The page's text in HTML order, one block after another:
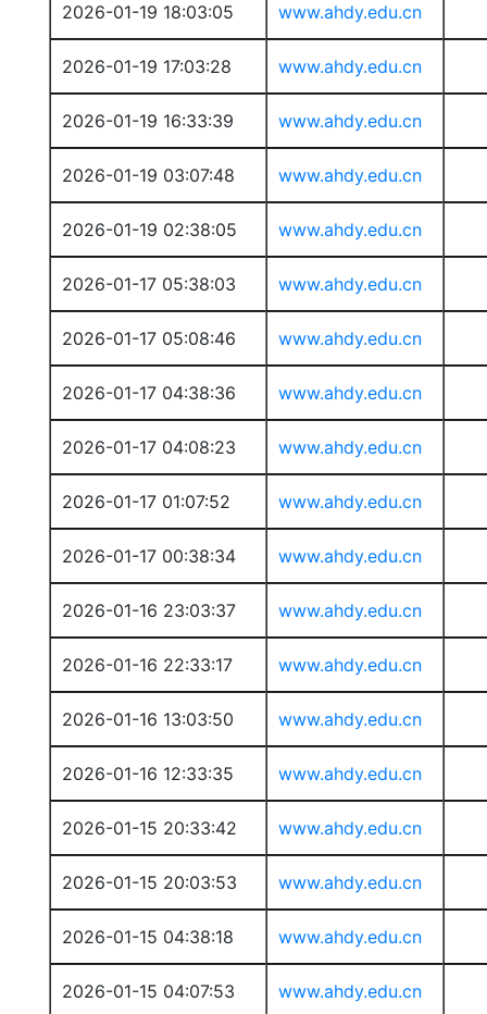
2026-01-19 18:03:05 www.ahdy.edu.cn
2026-01-19 17:03:28 www.ahdy.edu.cn
2026-01-19 16:33:39 www.ahdy.edu.cn
2026-01-19 03:07:48 www.ahdy.edu.cn
2026-01-19 02:38:05 www.ahdy.edu.cn
2026-01-17 05:38:03 www.ahdy.edu.cn
2026-01-17 05:08:46 www.ahdy.edu.cn
2026-01-17 04:38:36 www.ahdy.edu.cn
2026-01-17 04:08:23 www.ahdy.edu.cn
2026-01-17 01:07:52 www.ahdy.edu.cn
2026-01-17 00:38:34 www.ahdy.edu.cn
2026-01-16 23:03:37 www.ahdy.edu.cn
2026-01-16 22:33:17 www.ahdy.edu.cn
2026-01-16 13:03:50 www.ahdy.edu.cn
2026-01-16 12:33:35 www.ahdy.edu.cn
2026-01-15 20:33:42 www.ahdy.edu.cn
2026-01-15 20:03:53 www.ahdy.edu.cn
2026-01-15 04:38:18 www.ahdy.edu.cn
2026-01-15 04:07:53 www.ahdy.edu.cn